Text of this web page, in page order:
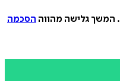
המשך גלישה מהווה הסכמה